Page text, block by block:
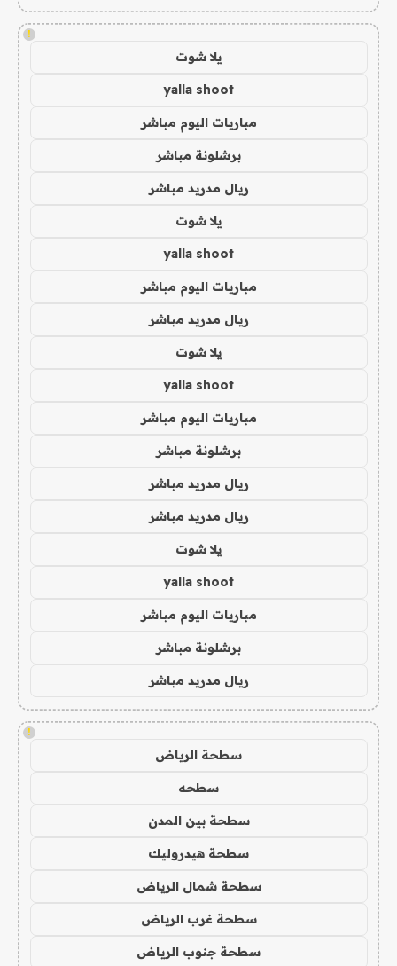
!
يلا شوت
yalla shoot
مباريات اليوم مباشر
برشلونة مباشر
ريال مدريد مباشر
يلا شوت
yalla shoot
مباريات اليوم مباشر
ريال مدريد مباشر
يلا شوت
yalla shoot
مباريات اليوم مباشر
برشلونة مباشر
ريال مدريد مباشر
ريال مدريد مباشر
يلا شوت
yalla shoot
مباريات اليوم مباشر
برشلونة مباشر
ريال مدريد مباشر
!
سطحة الرياض
سطحه
سطحة بين المدن
سطحة هيدروليك
سطحة شمال الرياض
سطحة غرب الرياض
سطحة جنوب الرياض